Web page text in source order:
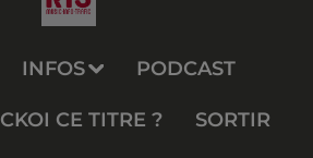
INFOS PODCAST
CKOI CE TITRE ? SORTIR